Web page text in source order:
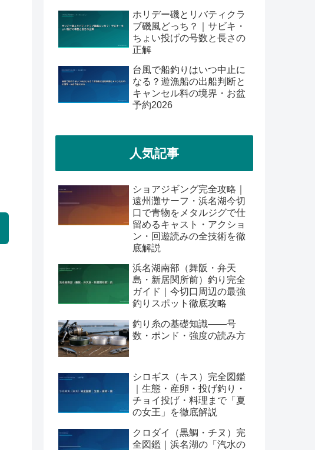
ホリデー磯とリバティクラ
ブ磯風どっち？｜サビキ・
ちょい投げの号数と長さの
正解
台風で船釣りはいつ中止に
なる？遊漁船の出船判断と
キャンセル料の境界・お盆
予約2026
人気記事
ショアジギング完全攻略｜
遠州灘サーフ・浜名湖今切
口で青物をメタルジグで仕
留めるキャスト・アクショ
ン・回遊読みの全技術を徹
底解説
浜名湖南部（舞阪・弁天
島・新居関所前）釣り完全
ガイド｜今切口周辺の最強
釣りスポット徹底攻略
釣り糸の基礎知識——号
数・ポンド・強度の読み方
シロギス（キス）完全図鑑
｜生態・産卵・投げ釣り・
チョイ投げ・料理まで「夏
の女王」を徹底解説
クロダイ（黒鯛・チヌ）完
全図鑑｜浜名湖の「汽水の